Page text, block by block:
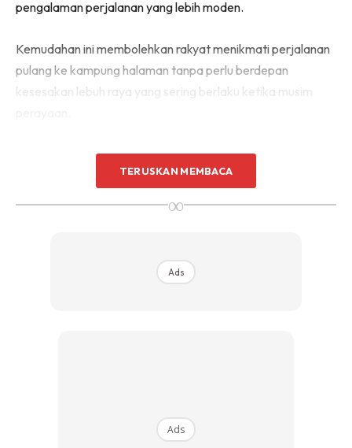
pengalaman perjalanan yang lebih moden.
Kemudahan ini membolehkan rakyat menikmati perjalanan
pulang ke kampung halaman tanpa perlu berdepan
kesesakan lebuh raya yang sering berlaku ketika musim
tekanan perjalanan panjang.
TERUSKAN MEMBACA
∞
Ads
Ads